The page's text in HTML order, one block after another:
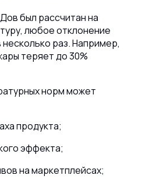
был рассчитан на
любое отклонение
раз. Например,
теряет до 30%
норм может
продукта;
эффекта;
на маркетплейсах;